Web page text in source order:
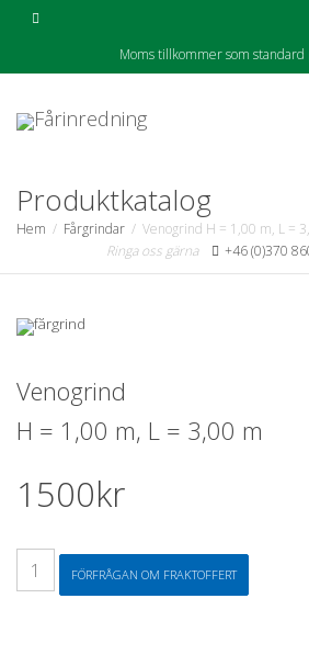
Moms tillkommer som standard
Produktkatalog
Hem Fårgrindar
Venogrind H = 1,00 m, L =
Ringa oss gärna
+46 (0)370
Venogrind
H = 1,00 m, L = 3,00 m
1500kr
Venogrind
FÖRFRÅGAN OM FRAKTOFFERT